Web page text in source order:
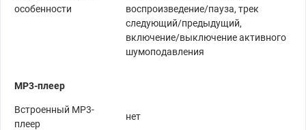
особенности
воспроизведение/пауза, трек
следующий/предыдущий,
включение/выключение активного
шумоподавления
MP3-плеер
Встроенный MP3-
плеер
нет